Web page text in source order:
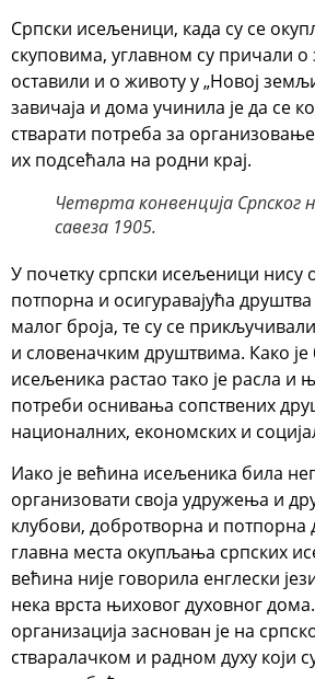
Српски исељеници, када су се
скуповима, углавном су причали о
оставили и о животу у „Новој
завичаја и дома учинила је да се
стварати потреба за
их подсећала на родни крај.
Четврта конвенција Српског
савеза 1905.
У почетку српски исељеници нису
потпорна и осигуравајућа
малог броја, те су се
и словеначким друштвима. Како је
исељеника растао тако је расла и
потреби оснивања сопствених
националних, економских и
Иако је већина исељеника била
организовати своја удружења и
клубови, добротворна и потпорна
главна места окупљања српских
већина није говорила енглески
нека врста њиховог духовног
организација заснован је на
стваралачком и радном духу који